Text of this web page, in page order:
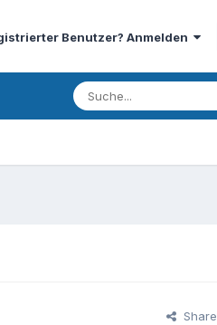
Benutzer? Anmelden
Share